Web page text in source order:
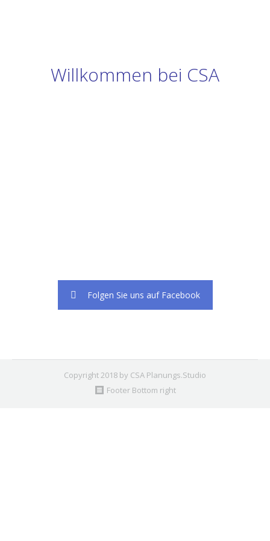
Willkommen bei CSA
Folgen Sie uns auf Facebook
Copyright 2018 by CSA Planungs.Studio
Footer Bottom right